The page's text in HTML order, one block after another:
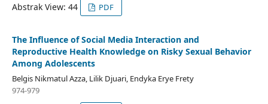
Abstrak View: 44 PDF
The Influence of Social Media Interaction and
Reproductive Health Knowledge on Risky Sexual Behavior
Among Adolescents
Belgis Nikmatul Azza, Lilik Djuari, Endyka Erye Frety
974-979